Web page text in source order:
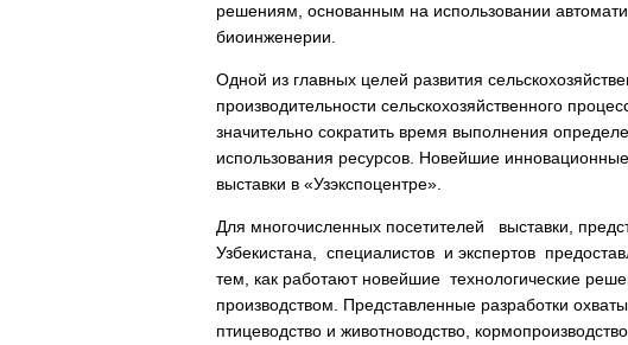
решениям, основанным на использовании
биоинженерии.
Одной из главных целей развития
производительности сельскохозяйственного
значительно сократить время выполнения
использования ресурсов. Новейшие
выставки в «Узэкспоцентре».
Для многочисленных посетителей выставки,
Узбекистана, специалистов и экспертов
тем, как работают новейшие технологические
производством. Представленные разработки
птицеводство и животноводство,